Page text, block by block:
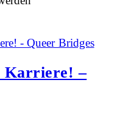
Karriere! –